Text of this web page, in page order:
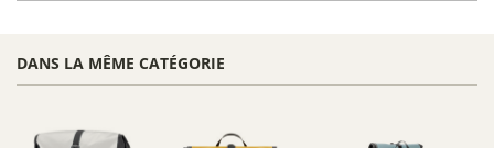
DANS LA MÊME CATÉGORIE